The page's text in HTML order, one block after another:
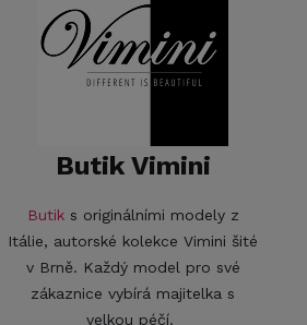
Butik Vimini
Butiks originálními modely z
Itálie, autorské kolekce Vimini šité
v Brně. Každý model pro své
zákaznice vybírá majitelka s
velkou péčí.